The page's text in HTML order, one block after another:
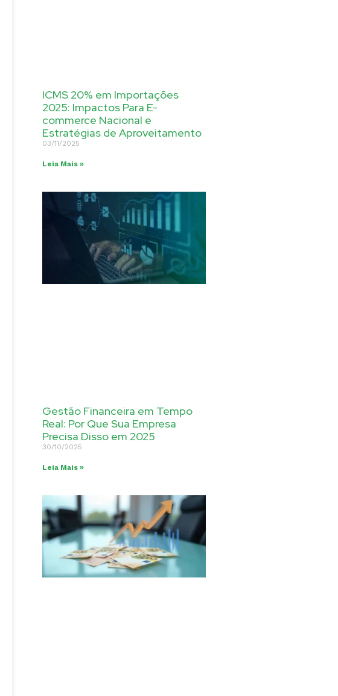
ICMS 20% em Importações
2025: Impactos Para E-
commerce Nacional e
Estratégias de Aproveitamento
03/11/2025
Leia Mais »
Gestão Financeira em Tempo
Real: Por Que Sua Empresa
Precisa Disso em 2025
30/10/2025
Leia Mais »